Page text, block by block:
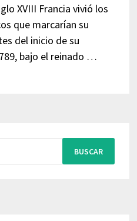
XVIII Francia vivió los
que marcarían su
del inicio de su
bajo el reinado …